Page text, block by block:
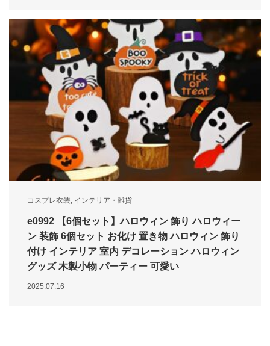
コスプレ衣装 インテリア・雑貨
e0992 【6個セット】ハロウィン 飾り ハロウィー
ン 装飾 6個セット お化け 置き物 ハロウィン 飾り
付け インテリア 室内 デコレーション ハロウィン
グッズ 木製小物 パーティー 可愛い
2025.07.16